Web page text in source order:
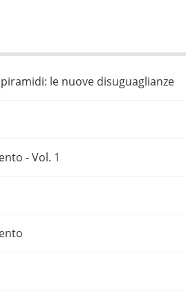
le nuove disuguaglianze
- Vol. 1